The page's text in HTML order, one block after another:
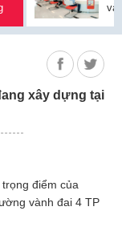
xây dựng tại
điểm của
vành đai 4 TP